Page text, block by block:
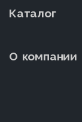
Каталог
О компании